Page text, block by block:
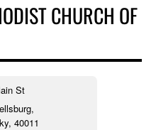
CHURCH OF
St
40011